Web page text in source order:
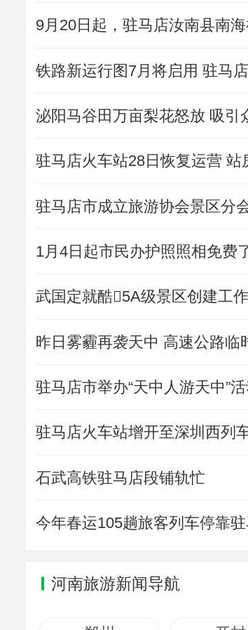
9月20日起，驻马店汝南县南
铁路新运行图7月将启用 驻马
泌阳马谷田万亩梨花怒放 吸引
驻马店火车站28日恢复运营 站
驻马店市成立旅游协会景区分
1月4日起市民办护照照相免费
武国定就酷5A级景区创建工
昨日雾霾再袭天中 高速公路临
驻马店市举办“天中人游天中”
驻马店火车站增开至深圳西列
石武高铁驻马店段铺轨忙
今年春运105趟旅客列车停靠
河南旅游新闻导航